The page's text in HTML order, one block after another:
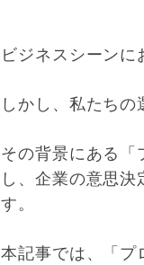
ビジネスシーンに
しかし、私たちの
その背景にある「
し、企業の意思
す。
本記事では、「プ